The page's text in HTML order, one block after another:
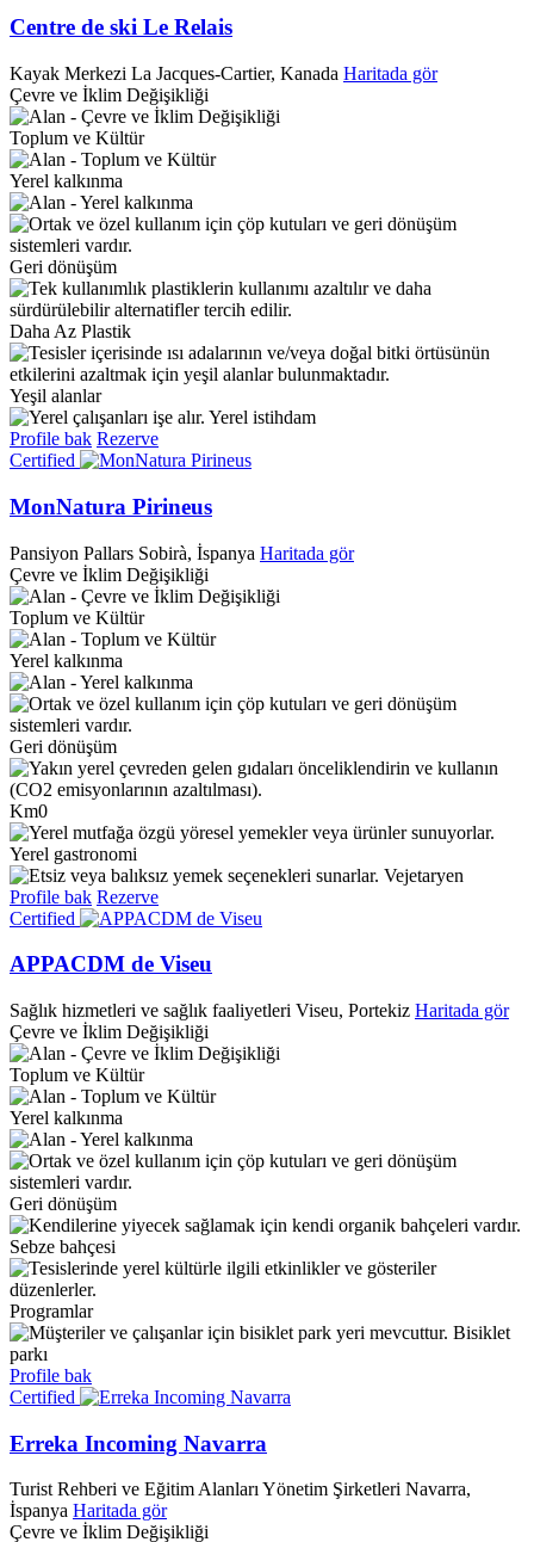
Centre de ski Le Relais
Kayak Merkezi La Jacques-Cartier, Kanada Haritada gör
Çevre ve İklim Değişikliği
Toplum ve Kültür
Yerel kalkınma
Geri dönüşüm
Daha Az Plastik
Yeşil alanlar
Yerel istihdam
Profile bak Rezerve
Certified
MonNatura Pirineus
Pansiyon Pallars Sobirà, İspanya Haritada gör
Çevre ve İklim Değişikliği
Toplum ve Kültür
Yerel kalkınma
Geri dönüşüm
Km0
Yerel gastronomi
Vejetaryen
Profile bak Rezerve
Certified
APPACDM de Viseu
Sağlık hizmetleri ve sağlık faaliyetleri Viseu, Portekiz Haritada gör
Çevre ve İklim Değişikliği
Toplum ve Kültür
Yerel kalkınma
Geri dönüşüm
Sebze bahçesi
Programlar
Bisiklet
parkı
Profile bak
Certified
Erreka Incoming Navarra
Turist Rehberi ve Eğitim Alanları Yönetim Şirketleri Navarra,
İspanya Haritada gör
Çevre ve İklim Değişikliği